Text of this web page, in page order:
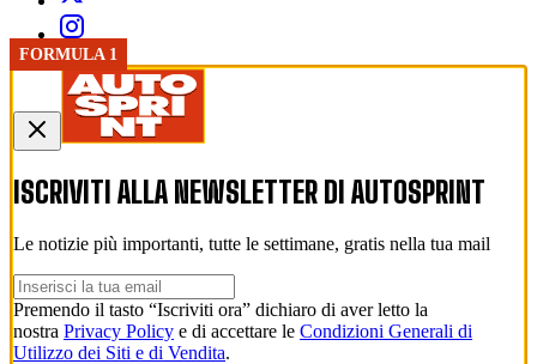
FORMULA 1
FORMULA 1
FORMULA 1
ISCRIVITI ALLA NEWSLETTER DI AUTOSPRINT
Le notizie più importanti, tutte le settimane, gratis nella tua mail
Premendo il tasto “Iscriviti ora” dichiaro di aver letto la
nostra Privacy Policy e di accettare le Condizioni Generali di
Utilizzo dei Siti e di Vendita.